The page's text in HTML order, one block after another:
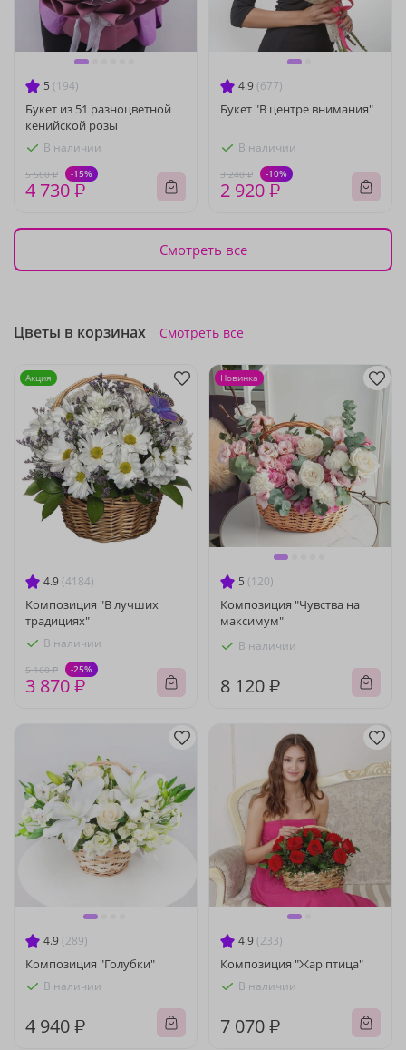
5 (194)
Букет из 51 разноцветной
кенийской розы
В наличии
5 560 ₽ -15%
4 730 ₽
4.9 (677)
Букет "В центре внимания"
В наличии
3 240 ₽ -10%
2 920 ₽
Смотреть все
Цветы в корзинах Смотреть все
4.9 (4184)
Композиция "В лучших
традициях"
В наличии
5 160 ₽ -25%
3 870 ₽
Акция
5 (120)
Композиция "Чувства на
максимум"
В наличии
8 120 ₽
Новинка
4.9 (289)
Композиция "Голубки"
В наличии
4 940 ₽
4.9 (233)
Композиция "Жар птица"
В наличии
7 070 ₽